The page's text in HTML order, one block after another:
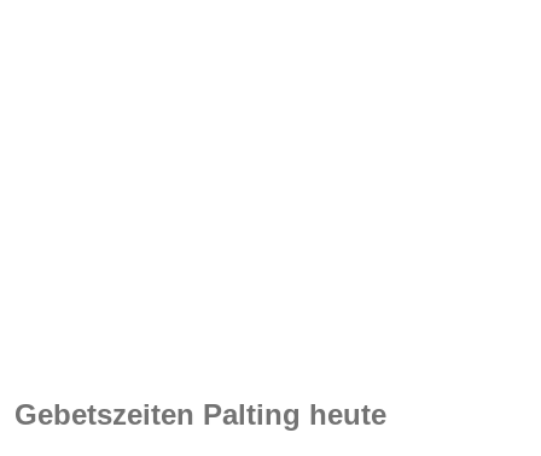
Gebetszeiten Palting heute